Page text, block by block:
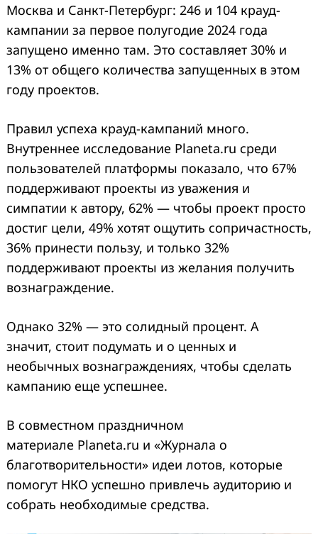
Москва и Санкт-Петербург: 246 и 104 крауд-
кампании за первое полугодие 2024 года
запущено именно там. Это составляет 30% и
13% от общего количества запущенных в этом
году проектов.
Правил успеха крауд-кампаний много.
Внутреннее исследование Planeta.ru среди
пользователей платформы показало, что 67%
поддерживают проекты из уважения и
симпатии к автору, 62% — чтобы проект просто
достиг цели, 49% хотят ощутить сопричастность,
36% принести пользу, и только 32%
поддерживают проекты из желания получить
вознаграждение.
Однако 32% — это солидный процент. А
значит, cтоит подумать и о ценных и
необычных вознаграждениях, чтобы сделать
кампанию еще успешнее.
В совместном праздничном
материале Planeta.ru и «Журнала о
благотворительности» идеи лотов, которые
помогут НКО успешно привлечь аудиторию и
собрать необходимые средства.